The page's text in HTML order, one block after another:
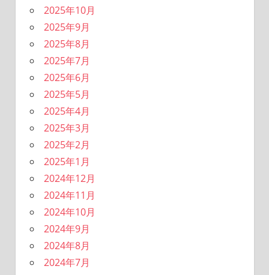
2025年10月
2025年9月
2025年8月
2025年7月
2025年6月
2025年5月
2025年4月
2025年3月
2025年2月
2025年1月
2024年12月
2024年11月
2024年10月
2024年9月
2024年8月
2024年7月